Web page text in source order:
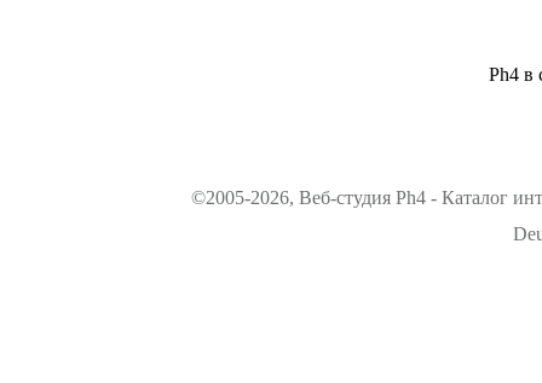
Ph4 в
©2005-2026, Веб-студия Ph4 - Каталог